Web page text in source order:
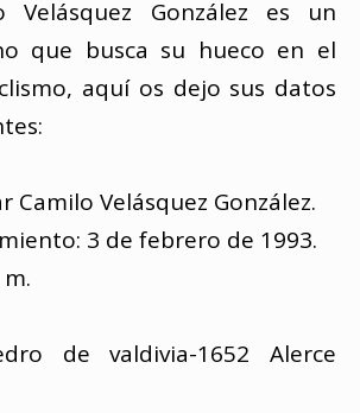
Velásquez González es un
que busca su hueco en el
aquí os dejo sus datos
Camilo Velásquez González.
3 de febrero de 1993.
de valdivia-1652 Alerce